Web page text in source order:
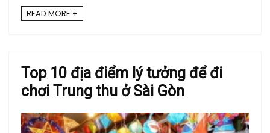
READ MORE +
Top 10 địa điểm lý tưởng để đi
chơi Trung thu ở Sài Gòn